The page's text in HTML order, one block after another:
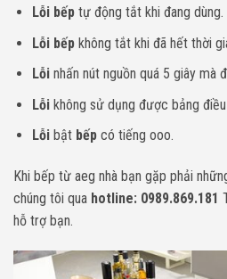
Lỗi bếptự động tắt khi đang dùng.
Lỗi bếpkhông tắt khi đã hết thời
Lỗinhấn nút nguồn quá 5 giây mà
Lỗikhông sử dụng được bảng
Lỗibật bếpcó tiếng ooo.
Khi bếp từ aeg nhà bạn gặp phải
chúng tôi qua hotline: 0989.869.181
hỗ trợ bạn.